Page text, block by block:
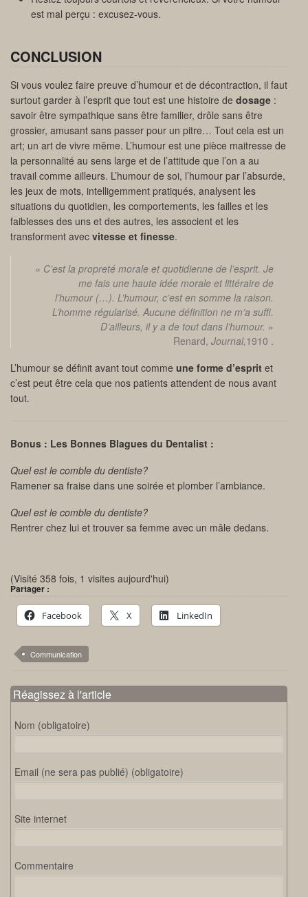
est mal perçu : excusez-vous.
CONCLUSION
Si vous voulez faire preuve d’humour et de décontraction, il faut
surtout garder à l’esprit que tout est une histoire de dosage :
savoir être sympathique sans être familier, drôle sans être
grossier, amusant sans passer pour un pitre… Tout cela est un
art; un art de vivre même. L’humour est une pièce maitresse de
la personnalité au sens large et de l’attitude que l’on a au
travail comme ailleurs. L’humour de soi, l’humour par l’absurde,
les jeux de mots, intelligemment pratiqués, analysent les
situations du quotidien, les comportements, les failles et les
faiblesses des uns et des autres, les associent et les
transforment avec vitesse et finesse.
« C’est la propreté morale et quotidienne de l’esprit. Je
me fais une haute idée morale et littéraire de
l’humour (…). L’humour, c’est en somme la raison.
L’homme régularisé. Aucune définition ne m’a suffi.
D’ailleurs, il y a de tout dans l’humour. »
Renard, Journal,1910 .
L’humour se définit avant tout comme une forme d’esprit et
c’est peut être cela que nos patients attendent de nous avant
tout.
Bonus : Les Bonnes Blagues du Dentalist :
Quel est le comble du dentiste?
Ramener sa fraise dans une soirée et plomber l’ambiance.
Quel est le comble du dentiste?
Rentrer chez lui et trouver sa femme avec un mâle dedans.
(Visité 358 fois, 1 visites aujourd'hui)
Partager :
Facebook X LinkedIn
Communication
Réagissez à l'article
Nom (obligatoire)
Email (ne sera pas publié) (obligatoire)
Site internet
Commentaire